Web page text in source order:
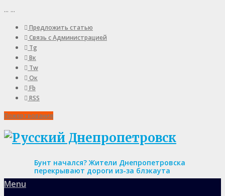
... ...
Предложить статью
Связь с Администрацией
Tg
Вк
Tw
Ок
Fb
RSS
Пожертвования
Бунт начался? Жители Днепропетровска
перекрывают дороги из-за блэкаута
Menu